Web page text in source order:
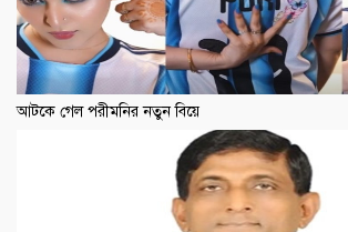
আটকে গেল পরীমনির নতুন বিয়ে